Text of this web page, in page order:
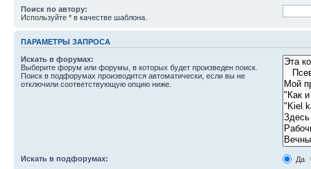
Поиск по автору:
Используйте * в качестве шаблона.
ПАРАМЕТРЫ ЗАПРОСА
Искать в форумах:
Выберите форум или форумы, в которых будет произведен поиск.
Поиск в подфорумах производится автоматически, если вы не
отключили соответствующую опцию ниже.
Искать в подфорумах:
Да